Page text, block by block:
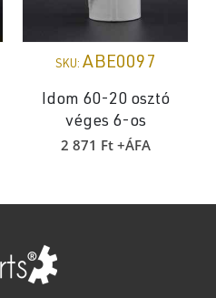
SKU: ABE0097
Idom 60-20 osztó
véges 6-os
2 871 Ft+ÁFA